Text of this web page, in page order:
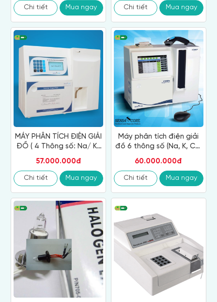
Chi tiết Mua ngay Chi tiết Mua ngay
MÁY PHÂN TÍCH ĐIỆN GIẢI
ĐỒ ( 4 Thông số: Na/ K/
57.000.000đ
Chi tiết Mua ngay
Máy phân tích điện giải
đồ 6 thông số (Na, K, Ca,
60.000.000đ
Chi tiết Mua ngay